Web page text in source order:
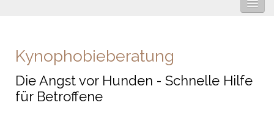
Ausbildung
Service
Kynophobieberatung
Die Angst vor Hunden - Schnelle Hilfe
für Betroffene